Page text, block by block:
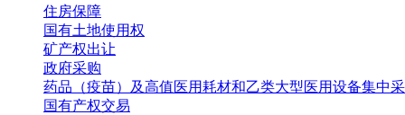
住房保障
国有土地使用权
矿产权出让
政府采购
药品（疫苗）及高值医用耗材和乙类大型医用设备集中
国有产权交易